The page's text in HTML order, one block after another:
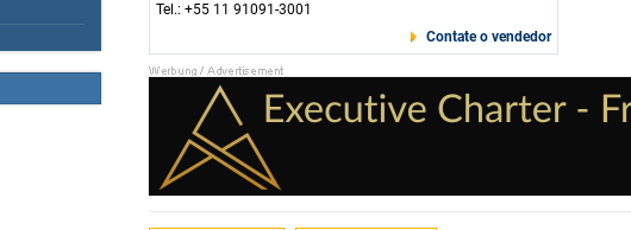
Tel.: +55 11 91091-3001
Contate o vendedor